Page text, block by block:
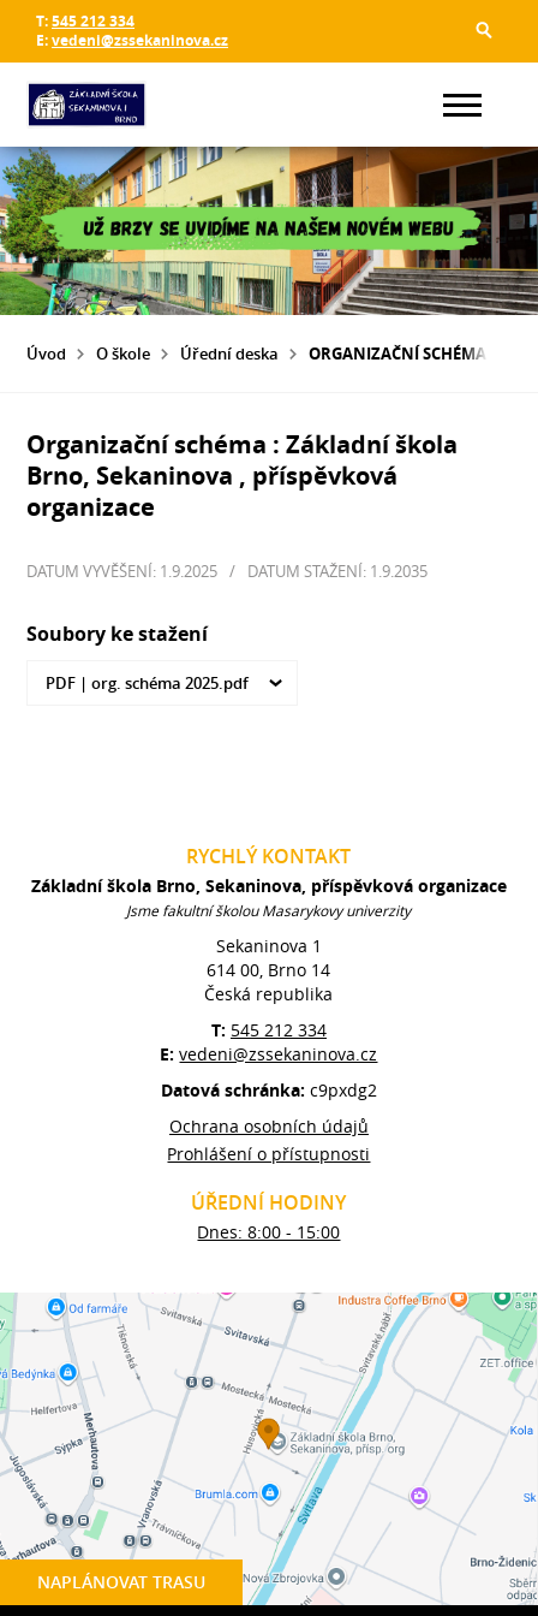
T:545 212 334
E:vedeni@zssekaninova.cz
Úvod O škole Úřední deska ORGANIZAČNÍ SCHÉMA :
Organizační schéma : Základní škola
Brno, Sekaninova , příspěvková
organizace
DATUM VYVĚŠENÍ: 1.9.2025 / DATUM STAŽENÍ: 1.9.2035
Soubory ke stažení
PDF |org. schéma 2025.pdf
NAPLÁNOVAT TRASU
RYCHLÝ KONTAKT
Základní škola Brno, Sekaninova, příspěvková organizace
Jsme fakultní školou Masarykovy univerzity
Sekaninova 1
614 00, Brno 14
Česká republika
T: 545 212 334
E:vedeni@zssekaninova.cz
Datová schránka: c9pxdg2
Ochrana osobních údajů
Prohlášení o přístupnosti
ÚŘEDNÍ HODINY
Dnes: 8:00 - 15:00